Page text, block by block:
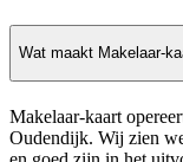
Wat maakt Makelaar-
Makelaar-kaart
Oudendijk. Wij zien